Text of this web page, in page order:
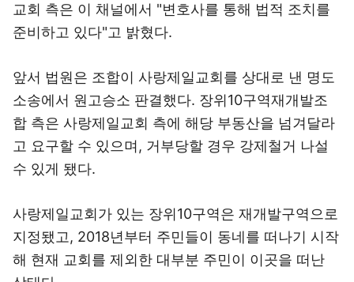
교회 측은 이 채널에서 "변호사를 통해 법적 조치를
준비하고 있다"고 밝혔다.
앞서 법원은 조합이 사랑제일교회를 상대로 낸 명도
소송에서 원고승소 판결했다. 장위10구역재개발조
합 측은 사랑제일교회 측에 해당 부동산을 넘겨달라
고 요구할 수 있으며, 거부당할 경우 강제철거 나설
수 있게 됐다.
사랑제일교회가 있는 장위10구역은 재개발구역으로
지정됐고, 2018년부터 주민들이 동네를 떠나기 시작
해 현재 교회를 제외한 대부분 주민이 이곳을 떠난